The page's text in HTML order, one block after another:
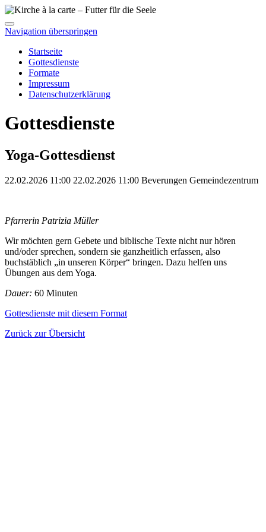
Navigation überspringen
Startseite
Gottesdienste
Formate
Impressum
Datenschutzerklärung
Gottesdienste
Yoga-Gottesdienst
22.02.2026 11:00 22.02.2026 11:00 Beverungen Gemeindezentrum
Pfarrerin Patrizia Müller
Wir möchten gern Gebete und biblische Texte nicht nur hören
und/oder sprechen, sondern sie ganzheitlich erfassen, also
buchstäblich „in unseren Körper“ bringen. Dazu helfen uns
Übungen aus dem Yoga.
Dauer: 60 Minuten
Gottesdienste mit diesem Format
Zurück zur Übersicht